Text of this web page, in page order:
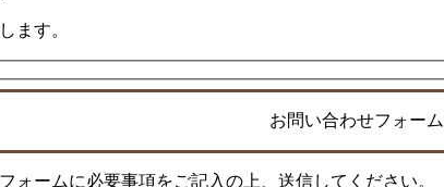
ます。
お問い合わせフォーム
ームに必要事項をご記入の上、送信してください。